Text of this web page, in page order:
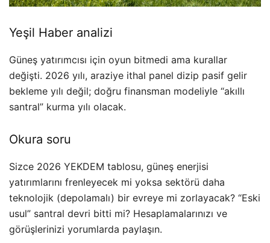
Yeşil Haber analizi
Güneş yatırımcısı için oyun bitmedi ama kurallar
değişti. 2026 yılı, araziye ithal panel dizip pasif gelir
bekleme yılı değil; doğru finansman modeliyle “akıllı
santral” kurma yılı olacak.
Okura soru
Sizce 2026 YEKDEM tablosu, güneş enerjisi
yatırımlarını frenleyecek mi yoksa sektörü daha
teknolojik (depolamalı) bir evreye mi zorlayacak? “Eski
usul” santral devri bitti mi? Hesaplamalarınızı ve
görüşlerinizi yorumlarda paylaşın.